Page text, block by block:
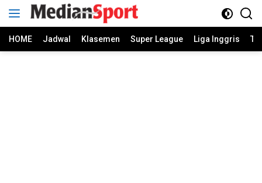
HOME Jadwal Klasemen Super League Liga Inggris